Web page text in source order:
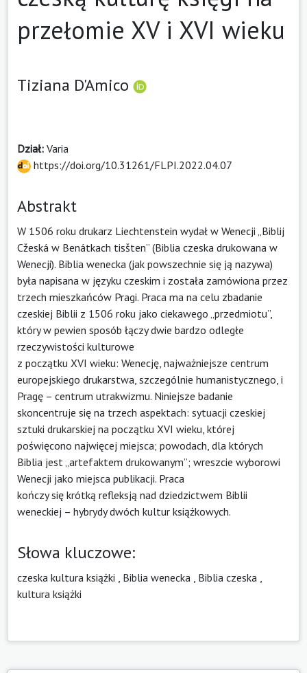
przełomie XV i XVI wieku
Tiziana D'Amico
Dział: Varia
https://doi.org/10.31261/FLPI.2022.04.07
Abstrakt
W 1506 roku drukarz Liechtenstein wydał w Wenecji „Biblij
Cžeská w Benátkach tisšten” (Biblia czeska drukowana w
Wenecji). Biblia wenecka (jak powszechnie się ją nazywa)
była napisana w języku czeskim i została zamówiona przez
trzech mieszkańców Pragi. Praca ma na celu zbadanie
czeskiej Biblii z 1506 roku jako ciekawego „przedmiotu”,
który w pewien sposób łączy dwie bardzo odległe
rzeczywistości kulturowe
z początku XVI wieku: Wenecję, najważniejsze centrum
europejskiego drukarstwa, szczególnie humanistycznego, i
Pragę – centrum utrakwizmu. Niniejsze badanie
skoncentruje się na trzech aspektach: sytuacji czeskiej
sztuki drukarskiej na początku XVI wieku, której
poświęcono najwięcej miejsca; powodach, dla których
Biblia jest „artefaktem drukowanym”; wreszcie wyborowi
Wenecji jako miejsca publikacji. Praca
kończy się krótką refleksją nad dziedzictwem Biblii
weneckiej – hybrydy dwóch kultur książkowych.
Słowa kluczowe:
czeska kultura książki Biblia wenecka Biblia czeska
kultura książki